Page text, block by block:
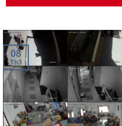
08
Th3